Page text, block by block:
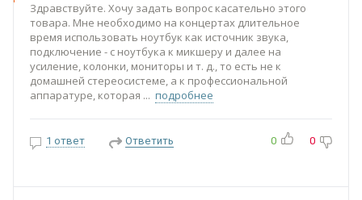
Здравствуйте. Хочу задать вопрос касательно этого
товара. Мне необходимо на концертах длительное
время использовать ноутбук как источник звука,
подключение - с ноутбука к микшеру и далее на
усиление, колонки, мониторы и т. д., то есть не к
домашней стереосистеме, а к профессиональной
аппаратуре, которая
подробнее
1 ответ Ответить 0 0